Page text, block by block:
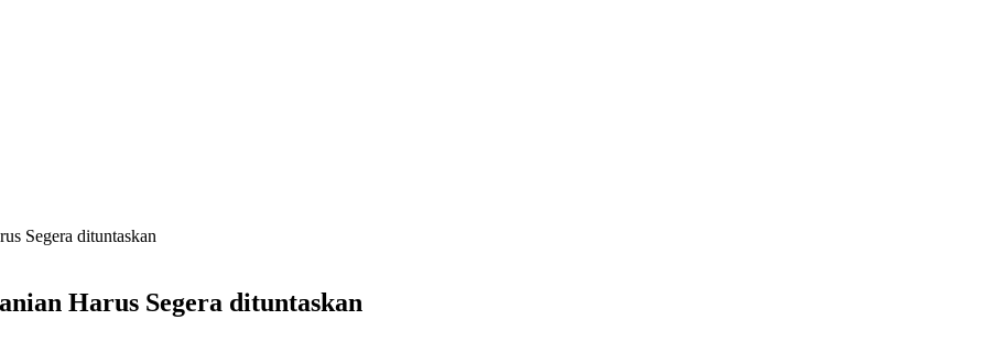
Segera dituntaskan
Harus Segera dituntaskan